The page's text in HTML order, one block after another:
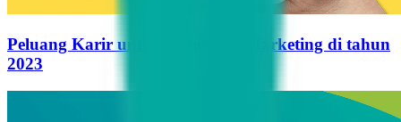
Peluang Karir untuk Influencer Marketing di tahun
2023